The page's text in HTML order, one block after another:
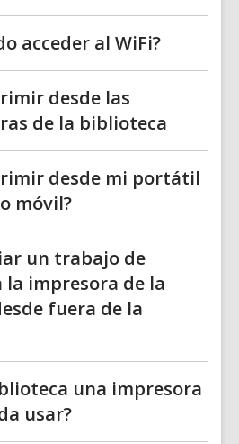
acceder al WiFi?
desde las
de la biblioteca
desde mi portátil
móvil?
un trabajo de
la impresora de la
fuera de la
una impresora
usar?